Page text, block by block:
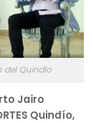
del Quindío
Jairo
Quindío,